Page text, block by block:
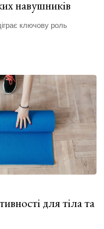
навушників
ключову роль
для тіла та